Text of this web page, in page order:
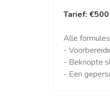
Tarief:
Alle
-
- Beknopte
- Een